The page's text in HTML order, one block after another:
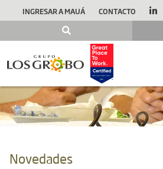
INGRESAR A MAUÁ
CONTACTO
Novedades